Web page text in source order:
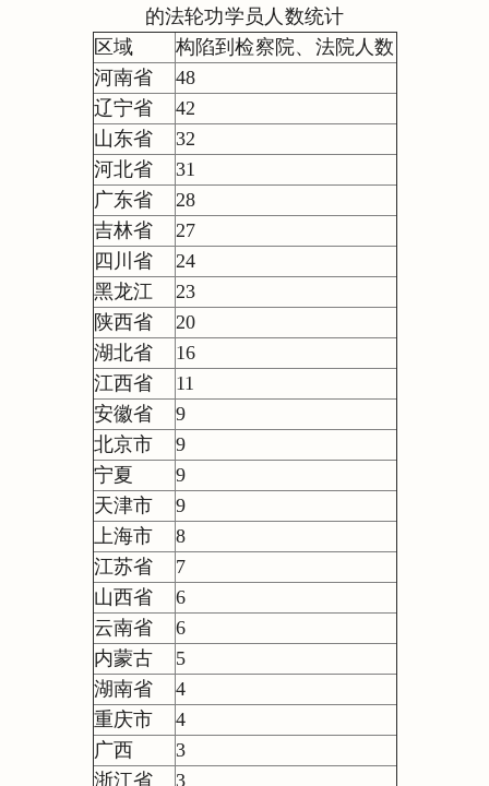
的法轮功学员人数统计
区域
构陷到检察院、法院人数
河南省
48
辽宁省
42
山东省
32
河北省
31
广东省
28
吉林省
27
四川省
24
黑龙江
23
陕西省
20
湖北省
16
江西省
11
安徽省
9
北京市
9
宁夏
9
天津市
9
上海市
8
江苏省
7
山西省
6
云南省
6
内蒙古
5
湖南省
4
重庆市
4
广西
3
浙江省
3